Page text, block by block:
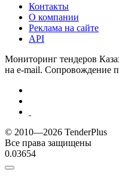
Контакты
О компании
Реклама на сайте
API
Мониторинг тендеров
на e-mail. Сопровождение
© 2010—2026 TenderPlus
Все права защищены
0.03654